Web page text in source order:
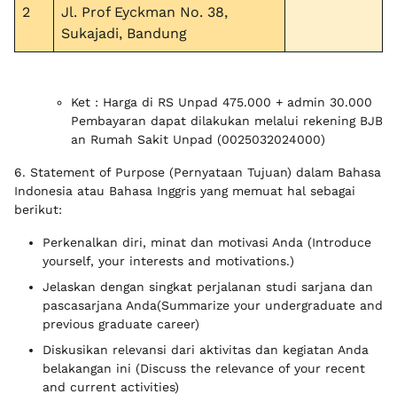
2
Jl. Prof Eyckman No. 38,
Sukajadi, Bandung
Ket : Harga di RS Unpad 475.000 + admin 30.000
Pembayaran dapat dilakukan melalui rekening BJB
an Rumah Sakit Unpad (0025032024000)
6. Statement of Purpose (Pernyataan Tujuan) dalam Bahasa
Indonesia atau Bahasa Inggris yang memuat hal sebagai
berikut:
Perkenalkan diri, minat dan motivasi Anda (Introduce
yourself, your interests and motivations.)
Jelaskan dengan singkat perjalanan studi sarjana dan
pascasarjana Anda(Summarize your undergraduate and
previous graduate career)
Diskusikan relevansi dari aktivitas dan kegiatan Anda
belakangan ini (Discuss the relevance of your recent
and current activities)